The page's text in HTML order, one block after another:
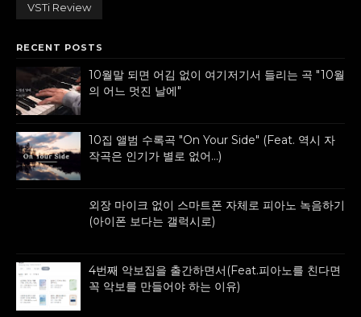
VSTi Review
RECENT POSTS
10월말 되면 어김 없이 여기저기서 들리는 곡 "10월
의 어느 멋진 날에"
10집 앨범 수록곡 "On Your Side" (Feat. 역시 자
작곡은 인기가 별로 없어...)
외장 마이크 없이 스마트폰 자체로 피아노 녹음하기
(아이폰 보다는 갤럭시로)
4번째 악보집을 출간하면서(Feat.피아노를 친다면
꼭 악보를 만들어야 하는 이유)